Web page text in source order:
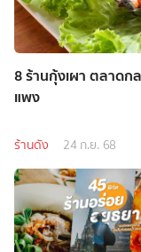
8 ร้านกุ้งเผา ตลาดก
แพง
ร้านดัง 24 ก.ย. 68